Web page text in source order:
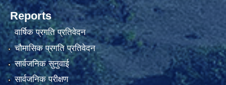
Reports
वार्षिक प्रगति प्रतिवेदन
चौमासिक प्रगति प्रतिवेदन
सार्वजनिक सुनुवाई
सार्वजनिक परीक्षण